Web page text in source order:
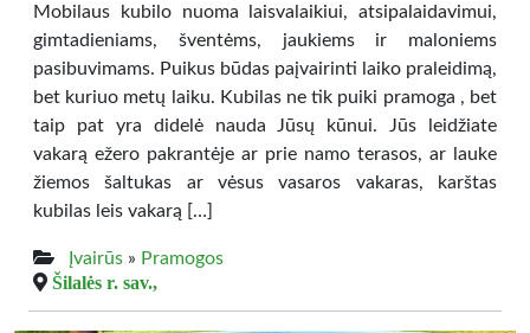
Mobilaus kubilo nuoma laisvalaikiui, atsipalaidavimui,
gimtadieniams, šventėms, jaukiems ir maloniems
pasibuvimams. Puikus būdas paįvairinti laiko praleidimą,
bet kuriuo metų laiku. Kubilas ne tik puiki pramoga , bet
taip pat yra didelė nauda Jūsų kūnui. Jūs leidžiate
vakarą ežero pakrantėje ar prie namo terasos, ar lauke
žiemos šaltukas ar vėsus vasaros vakaras, karštas
kubilas leis vakarą […]
Įvairūs » Pramogos
Šilalės r. sav.,